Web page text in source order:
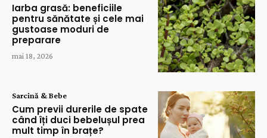
Iarba grasă: beneficiile
pentru sănătate și cele mai
gustoase moduri de
preparare
mai 18, 2026
Sarcină & Bebe
Cum previi durerile de spate
când îți duci bebelușul prea
mult timp în brațe?